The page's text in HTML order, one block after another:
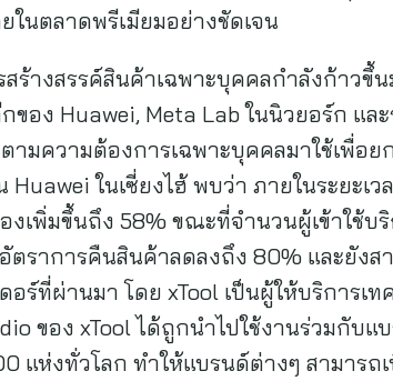
ในตลาดพรีเมียมอย่างชัดเจน
ร้างสรรค์สินค้าเฉพาะบุคคลกำลังก้าวขึ้
ของ Huawei, Meta Lab ในนิวยอร์ก แ
ามความต้องการเฉพาะบุคคลมาใช้เพื่อ
Huawei ในเซี่ยงไฮ้ พบว่า ภายในระยะ
งเพิ่มขึ้นถึง 58% ขณะที่จำนวนผู้เข้าใช้บ
ราการคืนสินค้าลดลงถึง 80% และยังส
ร์ที่ผ่านมา โดย xTool เป็นผู้ให้บริการเ
ของ xTool ได้ถูกนำไปใช้งานร่วมกับ
แห่งทั่วโลก ทำให้แบรนด์ต่างๆ สามาร